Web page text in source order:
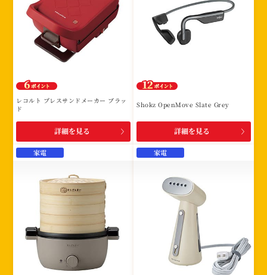
レコルト プレスサンドメーカー ブラッ
ド
詳細を見る
Shokz OpenMove Slate Grey
詳細を見る
家電 家電